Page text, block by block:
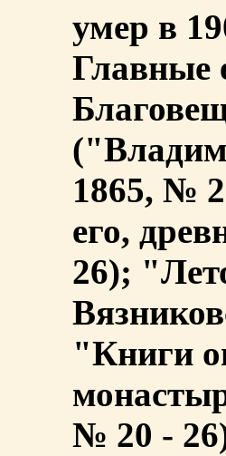
умер в
Главные
1865, №
его,
26);
"Книги
№ 20 -